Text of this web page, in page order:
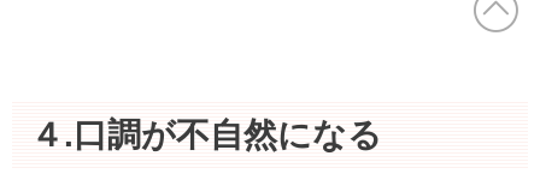
４.口調が不自然になる